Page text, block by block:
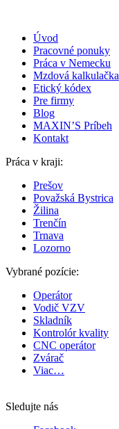
Úvod
Pracovné ponuky
Práca v Nemecku
Mzdová kalkulačka
Etický kódex
Pre firmy
Blog
MAXIN’S Príbeh
Kontakt
Práca v kraji:
Prešov
Považská Bystrica
Žilina
Trenčín
Trnava
Lozorno
Vybrané pozície:
Operátor
Vodič VZV
Skladník
Kontrolór kvality
CNC operátor
Zvárač
Viac…
Sledujte nás